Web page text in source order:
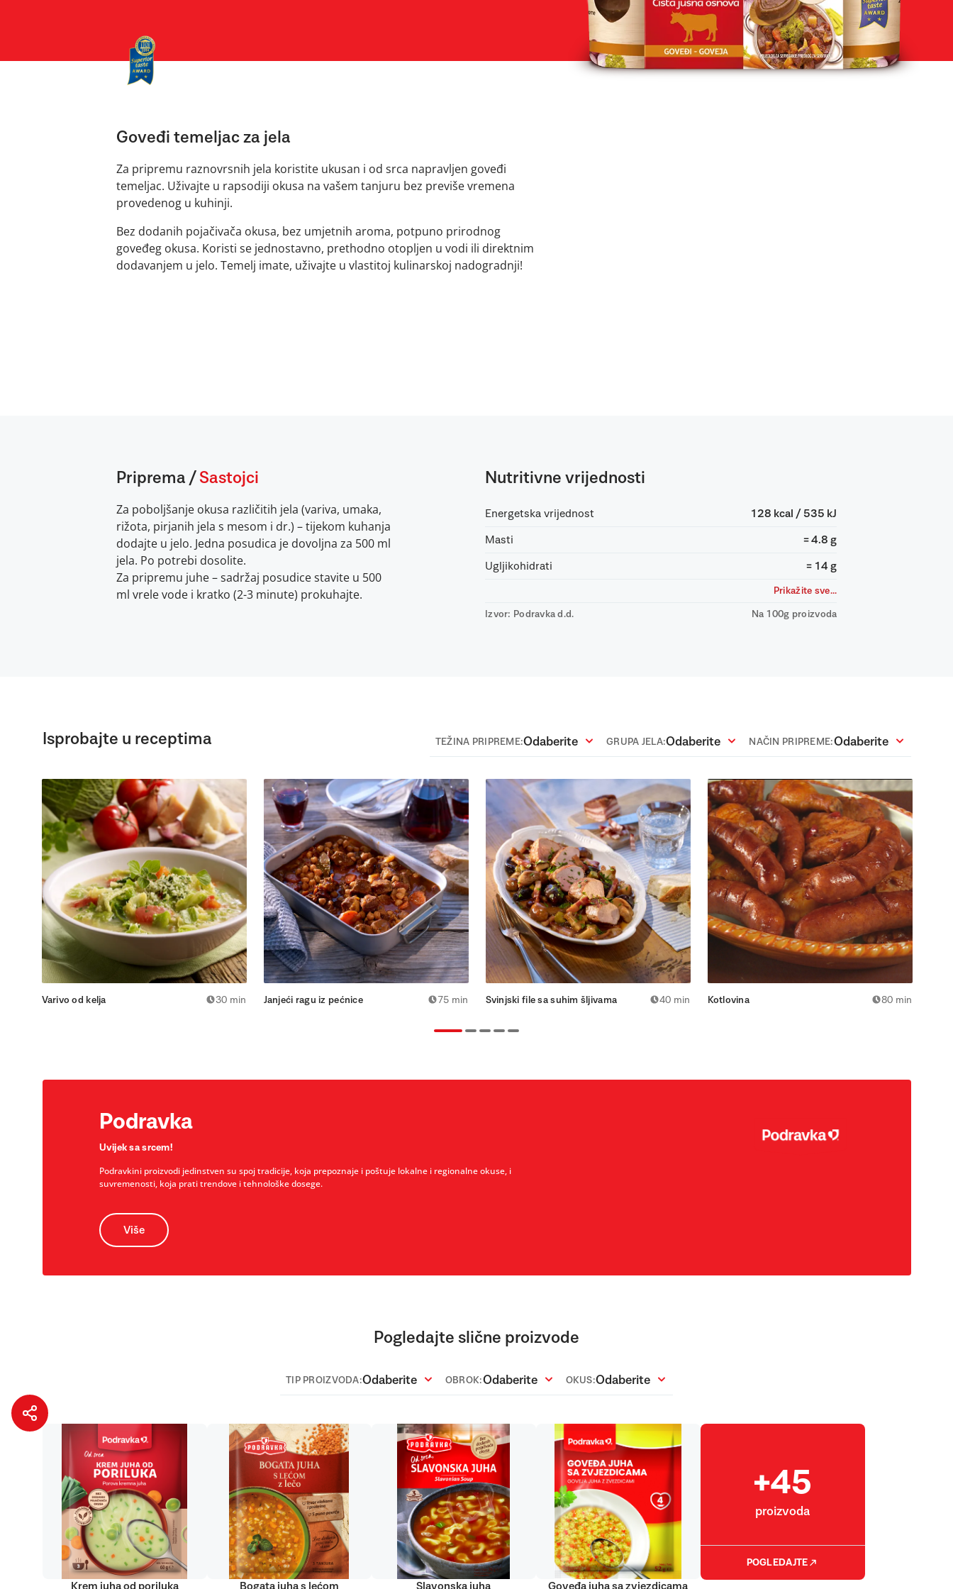
Goveđi temeljac za jela
Za pripremu raznovrsnih jela koristite ukusan i od srca napravljen goveđi
temeljac. Uživajte u rapsodiji okusa na vašem tanjuru bez previše vremena
provedenog u kuhinji.
Bez dodanih pojačivača okusa, bez umjetnih aroma, potpuno prirodnog
goveđeg okusa. Koristi se jednostavno, prethodno otopljen u vodi ili direktnim
dodavanjem u jelo. Temelj imate, uživajte u vlastitoj kulinarskoj nadogradnji!
Priprema / Sastojci
Za poboljšanje okusa različitih jela (variva, umaka,
rižota, pirjanih jela s mesom i dr.) – tijekom kuhanja
dodajte u jelo. Jedna posudica je dovoljna za 500 ml
jela. Po potrebi dosolite.
Za pripremu juhe – sadržaj posudice stavite u 500
ml vrele vode i kratko (2-3 minute) prokuhajte.
Nutritivne vrijednosti
Energetska vrijednost 128 kcal / 535 kJ
Masti = 4.8 g
Ugljikohidrati = 14 g
Prikažite sve...
Izvor: Podravka d.d. Na 100g proizvoda
Isprobajte u receptima TEŽINA PRIPREME:Odaberite GRUPA JELA:Odaberite NAČIN PRIPREME:Odaberite
Varivo od kelja 30 min Janjeći ragu iz pećnice 75 min Svinjski file sa suhim šljivama 40 min Kotlovina 80 min
Podravka
Uvijek sa srcem!
Podravkini proizvodi jedinstven su spoj tradicije, koja prepoznaje i poštuje lokalne i regionalne okuse, i
suvremenosti, koja prati trendove i tehnološke dosege.
Više
Pogledajte slične proizvode
TIP PROIZVODA:Odaberite OBROK:Odaberite OKUS:Odaberite
Krem juha od poriluka Bogata juha s lećom Slavonska juha Goveđa juha sa zvjezdicama
+45
proizvoda
POGLEDAJTE